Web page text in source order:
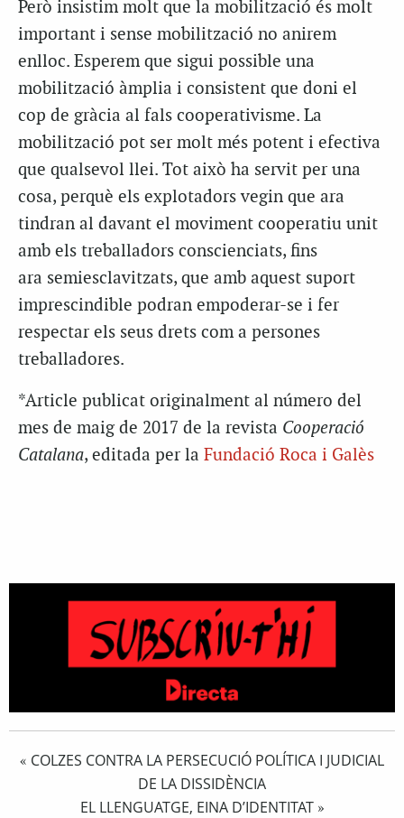
Però insistim molt que la mobilització és molt
important i sense mobilització no anirem
enlloc. Esperem que sigui possible una
mobilització àmplia i consistent que doni el
cop de gràcia al fals cooperativisme. La
mobilització pot ser molt més potent i efectiva
que qualsevol llei. Tot això ha servit per una
cosa, perquè els explotadors vegin que ara
tindran al davant el moviment cooperatiu unit
amb els treballadors conscienciats, fins
ara semiesclavitzats, que amb aquest suport
imprescindible podran empoderar-se i fer
respectar els seus drets com a persones
treballadores.
*Article publicat originalment al número del
mes de maig de 2017 de la revista Cooperació
Catalana, editada per la Fundació Roca i Galès
« COLZES CONTRA LA PERSECUCIÓ POLÍTICA I JUDICIAL
DE LA DISSIDÈNCIA
EL LLENGUATGE, EINA D’IDENTITAT»